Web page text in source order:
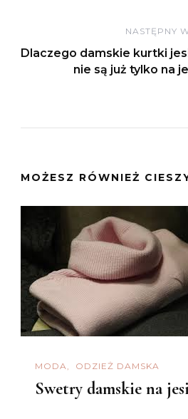
NASTĘPNY
Dlaczego damskie kurtki
nie są już tylko na
MOŻESZ RÓWNIEŻ
MODA ODZIEŻ DAMSKA
Swetry damskie na